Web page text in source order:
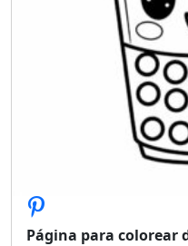
Página para colorear